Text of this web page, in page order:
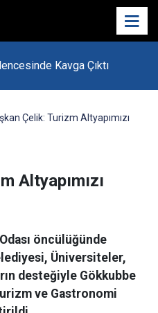
Kavga Çıktı
Çelik: Turizm Altyapımızı
Altyapımızı
öncülüğünde
Üniversiteler,
desteğiyle Gökkubbe
ve Gastronomi